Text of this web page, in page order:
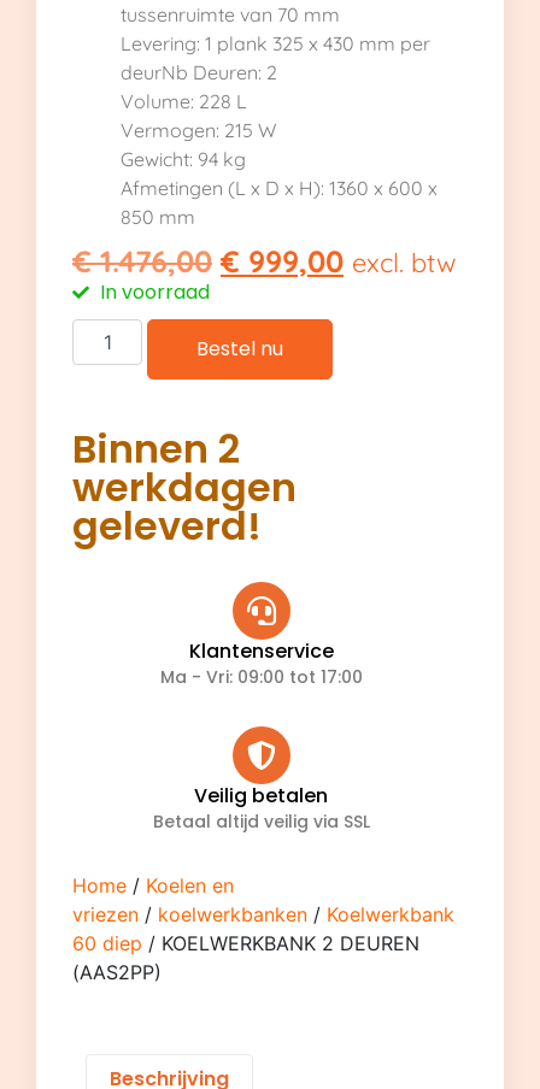
tussenruimte van 70 mm
Levering: 1 plank 325 x 430 mm per
deurNb Deuren: 2
Volume: 228 L
Vermogen: 215 W
Gewicht: 94 kg
Afmetingen (L x D x H): 1360 x 600 x
850 mm
€1.476,00 € 999,00 excl. btw
In voorraad
Bestel nu
Binnen 2
werkdagen
geleverd!
Klantenservice
Ma - Vri: 09:00 tot 17:00
Veilig betalen
Betaal altijd veilig via SSL
Home / Koelen en
vriezen / koelwerkbanken / Koelwerkbank
60 diep / KOELWERKBANK 2 DEUREN
(AAS2PP)
Beschrijving